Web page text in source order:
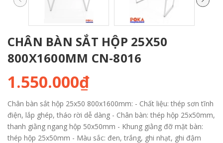
CHÂN BÀN SẮT HỘP 25X50
800X1600MM CN-8016
1.550.000₫
Chân bàn sắt hộp 25x50 800x1600mm: - Chất liệu: thép sơn tĩnh
điện, lắp ghép, tháo rời dễ dàng - Chân bàn: thép hộp 25x50mm,
thanh giằng ngang hộp 50x50mm - Khung giằng đỡ mặt bàn:
thép hộp 25x50mm - Màu sắc: đen, trắng, ghi nhạt, ghi đậm